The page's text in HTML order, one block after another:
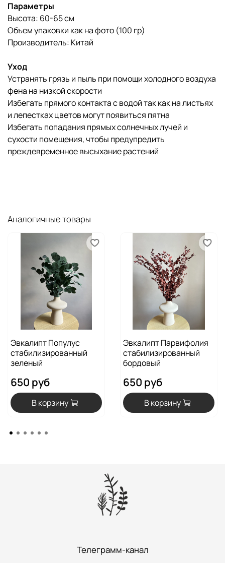
Параметры
Высота: 60-65 см
Объем упаковки как на фото (100 гр)
Производитель: Китай
Уход
Устранять грязь и пыль при помощи холодного воздуха
фена на низкой скорости
Избегать прямого контакта с водой так как на листьях
и лепестках цветов могут появиться пятна
Избегать попадания прямых солнечных лучей и
сухости помещения, чтобы предупредить
преждевременное высыхание растений
Аналогичные товары
Эвкалипт Популус
стабилизированный
зеленый
650 руб
В корзину
Эвкалипт Парвифолия
стабилизированный
бордовый
650 руб
В корзину
Телеграмм-канал